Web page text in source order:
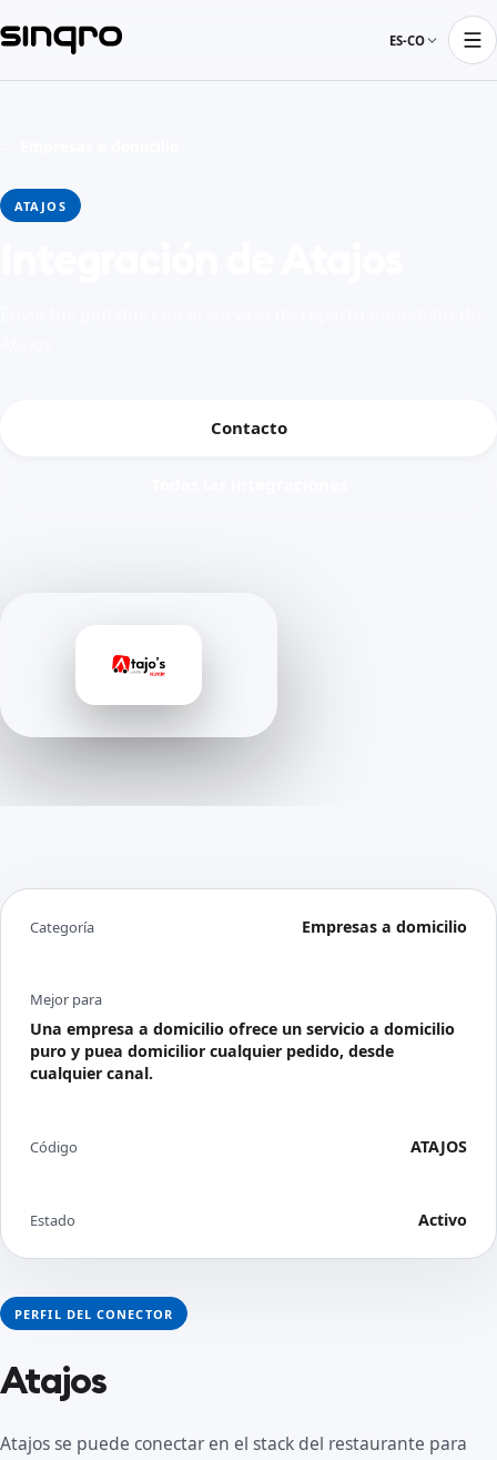
ES-CO
ATAJOS
Contacto
PERFIL DEL CONECTOR
Atajos
Atajos se puede conectar en el stack del restaurante para
Categoría Empresas a domicilio
Mejor para
Una empresa a domicilio ofrece un servicio a domicilio
puro y puea domicilior cualquier pedido, desde
cualquier canal.
Código ATAJOS
Estado Activo